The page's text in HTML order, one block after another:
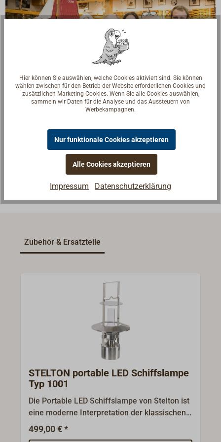
Fragen zum Artikel?
Reden Sie mit Handwerkern, Bootsbauern und
Seglerinnen. Wir verstehen Ihre Fragen und geben die
passende Antwort.
Experten kontaktieren
Zubehör & Ersatzteile
STELTON portable LED Schiffslampe
Typ 1001
Die Portable LED Schiffslampe von Stelton ist
eine moderne Interpretation der klassischen
Schiffslampe, entworfen von Erik Magnussen.
Gefertigt aus satinpoliertem Edelstahl,
499,00 € *
Hier können Sie auswählen, welche Cookies aktiviert sind. Sie können
wählen zwischen für den Betrieb der Website erforderlichen Cookies und
zusätzlichen Marketing-Cookies. Wenn Sie alle Cookies auswählen,
sammeln wir Daten für die Analyse und das Aussteuern von
Werbekampagnen.
Nur funktionale Cookies akzeptieren
Alle Cookies akzeptieren
Impressum Datenschutzerklärung